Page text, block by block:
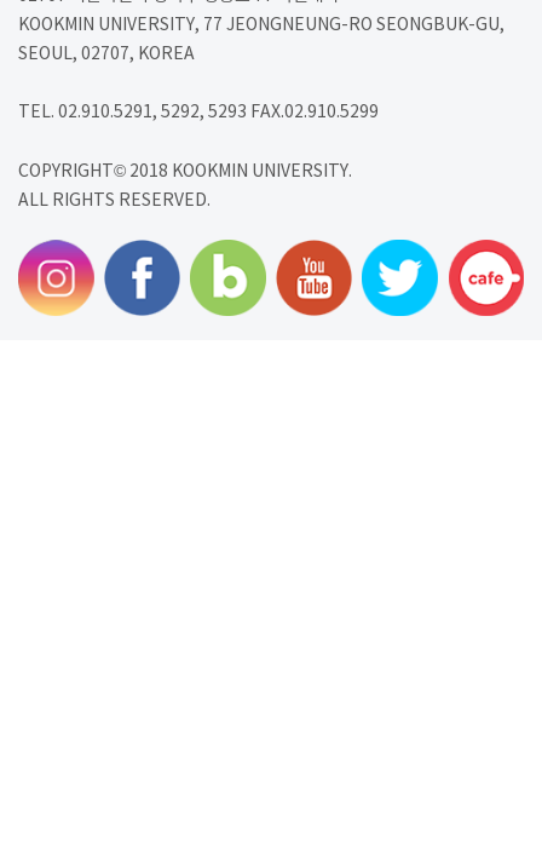
KOOKMIN UNIVERSITY, 77 JEONGNEUNG-RO SEONGBUK-GU,
SEOUL, 02707, KOREA
TEL. 02.910.5291, 5292, 5293 FAX.02.910.5299
COPYRIGHT© 2018 KOOKMIN UNIVERSITY.
ALL RIGHTS RESERVED.